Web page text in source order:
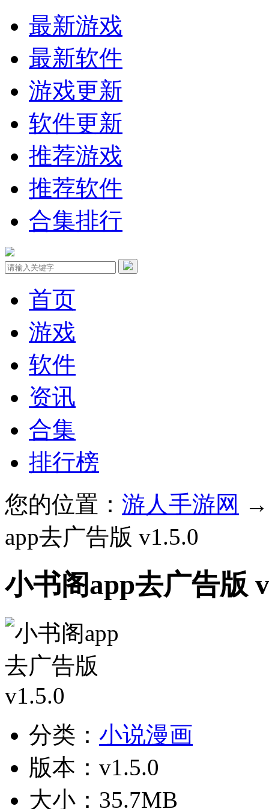
最新游戏
最新软件
游戏更新
软件更新
推荐游戏
推荐软件
合集排行
首页
游戏
软件
资讯
合集
排行榜
您的位置： 游人手游网
app去广告版 v1.5.0
小书阁app去广告版
分类： 小说漫画
版本：v1.5.0
大小：35.7MB